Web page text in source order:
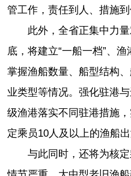
管工作，责任到人、措施到
此外，全省正集中力
底，将建立“一船一档”、
掌握渔船数量、船型结构
业类型等情况。强化驻港
级渔港落实不同驻港措施
定乘员10人及以上的渔船出
与此同时，还将为核